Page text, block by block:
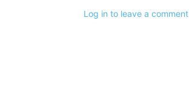
Log in to leave a comment